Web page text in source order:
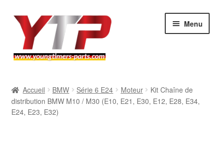
Aller
navigation
Aller
contenu
Menu
BMW
Accueil BMW Série 6 E24 Moteur
Kit Chaîne de
distribution BMW M10 / M30 (E10, E21, E30, E12, E28, E34,
E24, E23, E32)